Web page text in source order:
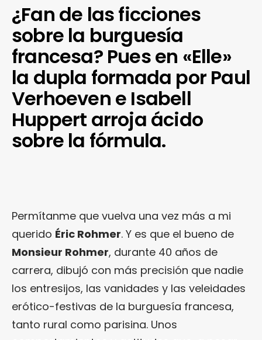
¿Fan de las ficciones
sobre la burguesía
francesa? Pues en «Elle»
la dupla formada por Paul
Verhoeven e Isabell
Huppert arroja ácido
sobre la fórmula.
Permítanme que vuelva una vez más a mi
querido Éric Rohmer. Y es que el bueno de
Monsieur Rohmer, durante 40 años de
carrera, dibujó con más precisión que nadie
los entresijos, las vanidades y las veleidades
erótico-festivas de la burguesía francesa,
tanto rural como parisina. Unos